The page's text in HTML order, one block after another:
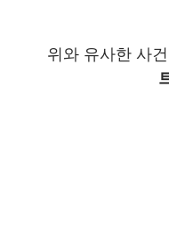
위와 유사한 사